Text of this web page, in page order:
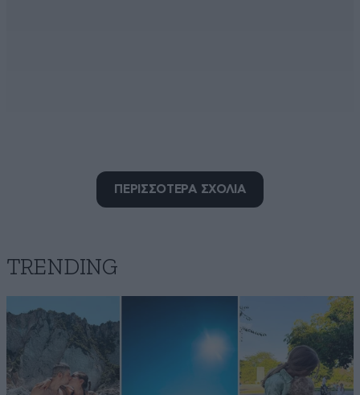
Ο κόσμος με το διεφθαρμένο ροφο.
Απαντήστε 0 0
Mplaky 19·03·2019 08:29
ΠΕΡΙΣΣΟΤΕΡΑ ΣΧΟΛΙΑ
TRENDING